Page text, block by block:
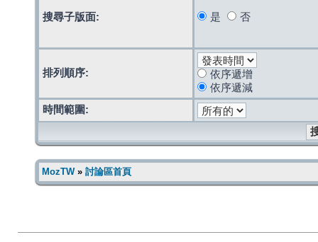
搜尋子版面: 是 否
排列順序:
依序遞增
依序遞減
時間範圍:
MozTW» 討論區首頁